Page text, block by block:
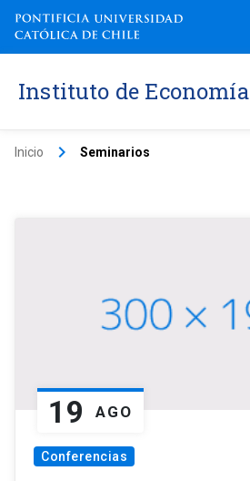
Instituto de Economía
Inicio keyboard_arrow_right Seminarios
19 AGO
Conferencias